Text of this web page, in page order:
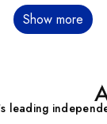
Show more
leading